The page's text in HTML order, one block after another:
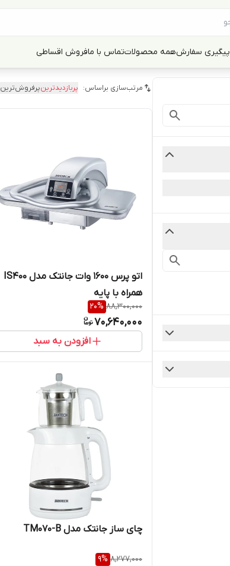
پیگیری سفارشهمه محصولاتتماس با مافروش اقساطی
مرتب‌سازی براساس: پربازدیدترینپرفروش‌ترین
اتو پرس 1600 وات جانتک مدل IS400
همراه با پایه
88,300,000
20%
70,640,000
افزودن به سبد
چای ساز جانتک مدل TM070-B
8,277,000
9%